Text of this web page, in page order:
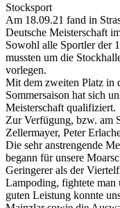
Stocksport
Am 18.09.21 fand in
Deutsche Meisterschaft
Sowohl alle Sportler der
mussten um die
vorlegen.
Mit dem zweiten Platz in
Sommersaison hat sich
Meisterschaft qualifiziert.
ZurVerfügung, bzw. am
Zellermayer, Peter
Die sehr anstrengende
begann für unsere
Geringerer als der
Lampoding, fightete man
guten Leistung konnte